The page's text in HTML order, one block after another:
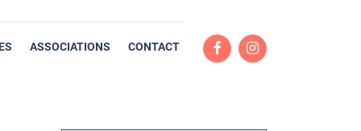
ASSOCIATIONS CONTACT